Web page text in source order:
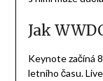
Jak
Keynote začíná
letního času.